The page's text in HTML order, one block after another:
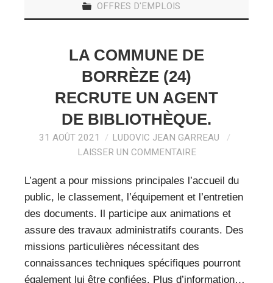
OFFRES D'EMPLOIS
LA COMMUNE DE
BORRÈZE (24)
RECRUTE UN AGENT
DE BIBLIOTHÈQUE.
31 AOÛT 2021
LUDOVIC JEAN GARREAU
LAISSER UN COMMENTAIRE
L’agent a pour missions principales l’accueil du
public, le classement, l’équipement et l’entretien
des documents. Il participe aux animations et
assure des travaux administratifs courants. Des
missions particulières nécessitant des
connaissances techniques spécifiques pourront
également lui être confiées. Plus d’information…